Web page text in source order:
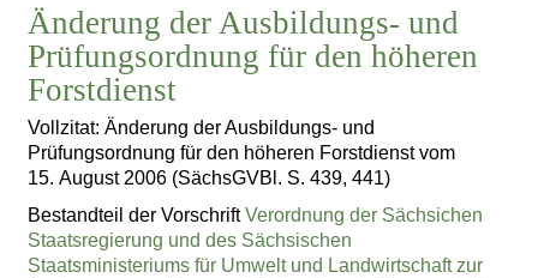
Änderung der Ausbildungs- und
Prüfungsordnung für den höheren
Forstdienst
Vollzitat: Änderung der Ausbildungs- und
Prüfungsordnung für den höheren Forstdienst vom
15. August 2006 (SächsGVBl. S. 439, 441)
Bestandteil der VorschriftVerordnung der Sächsichen
Staatsregierung und des Sächsischen
Staatsministeriums für Umwelt und Landwirtschaft zur